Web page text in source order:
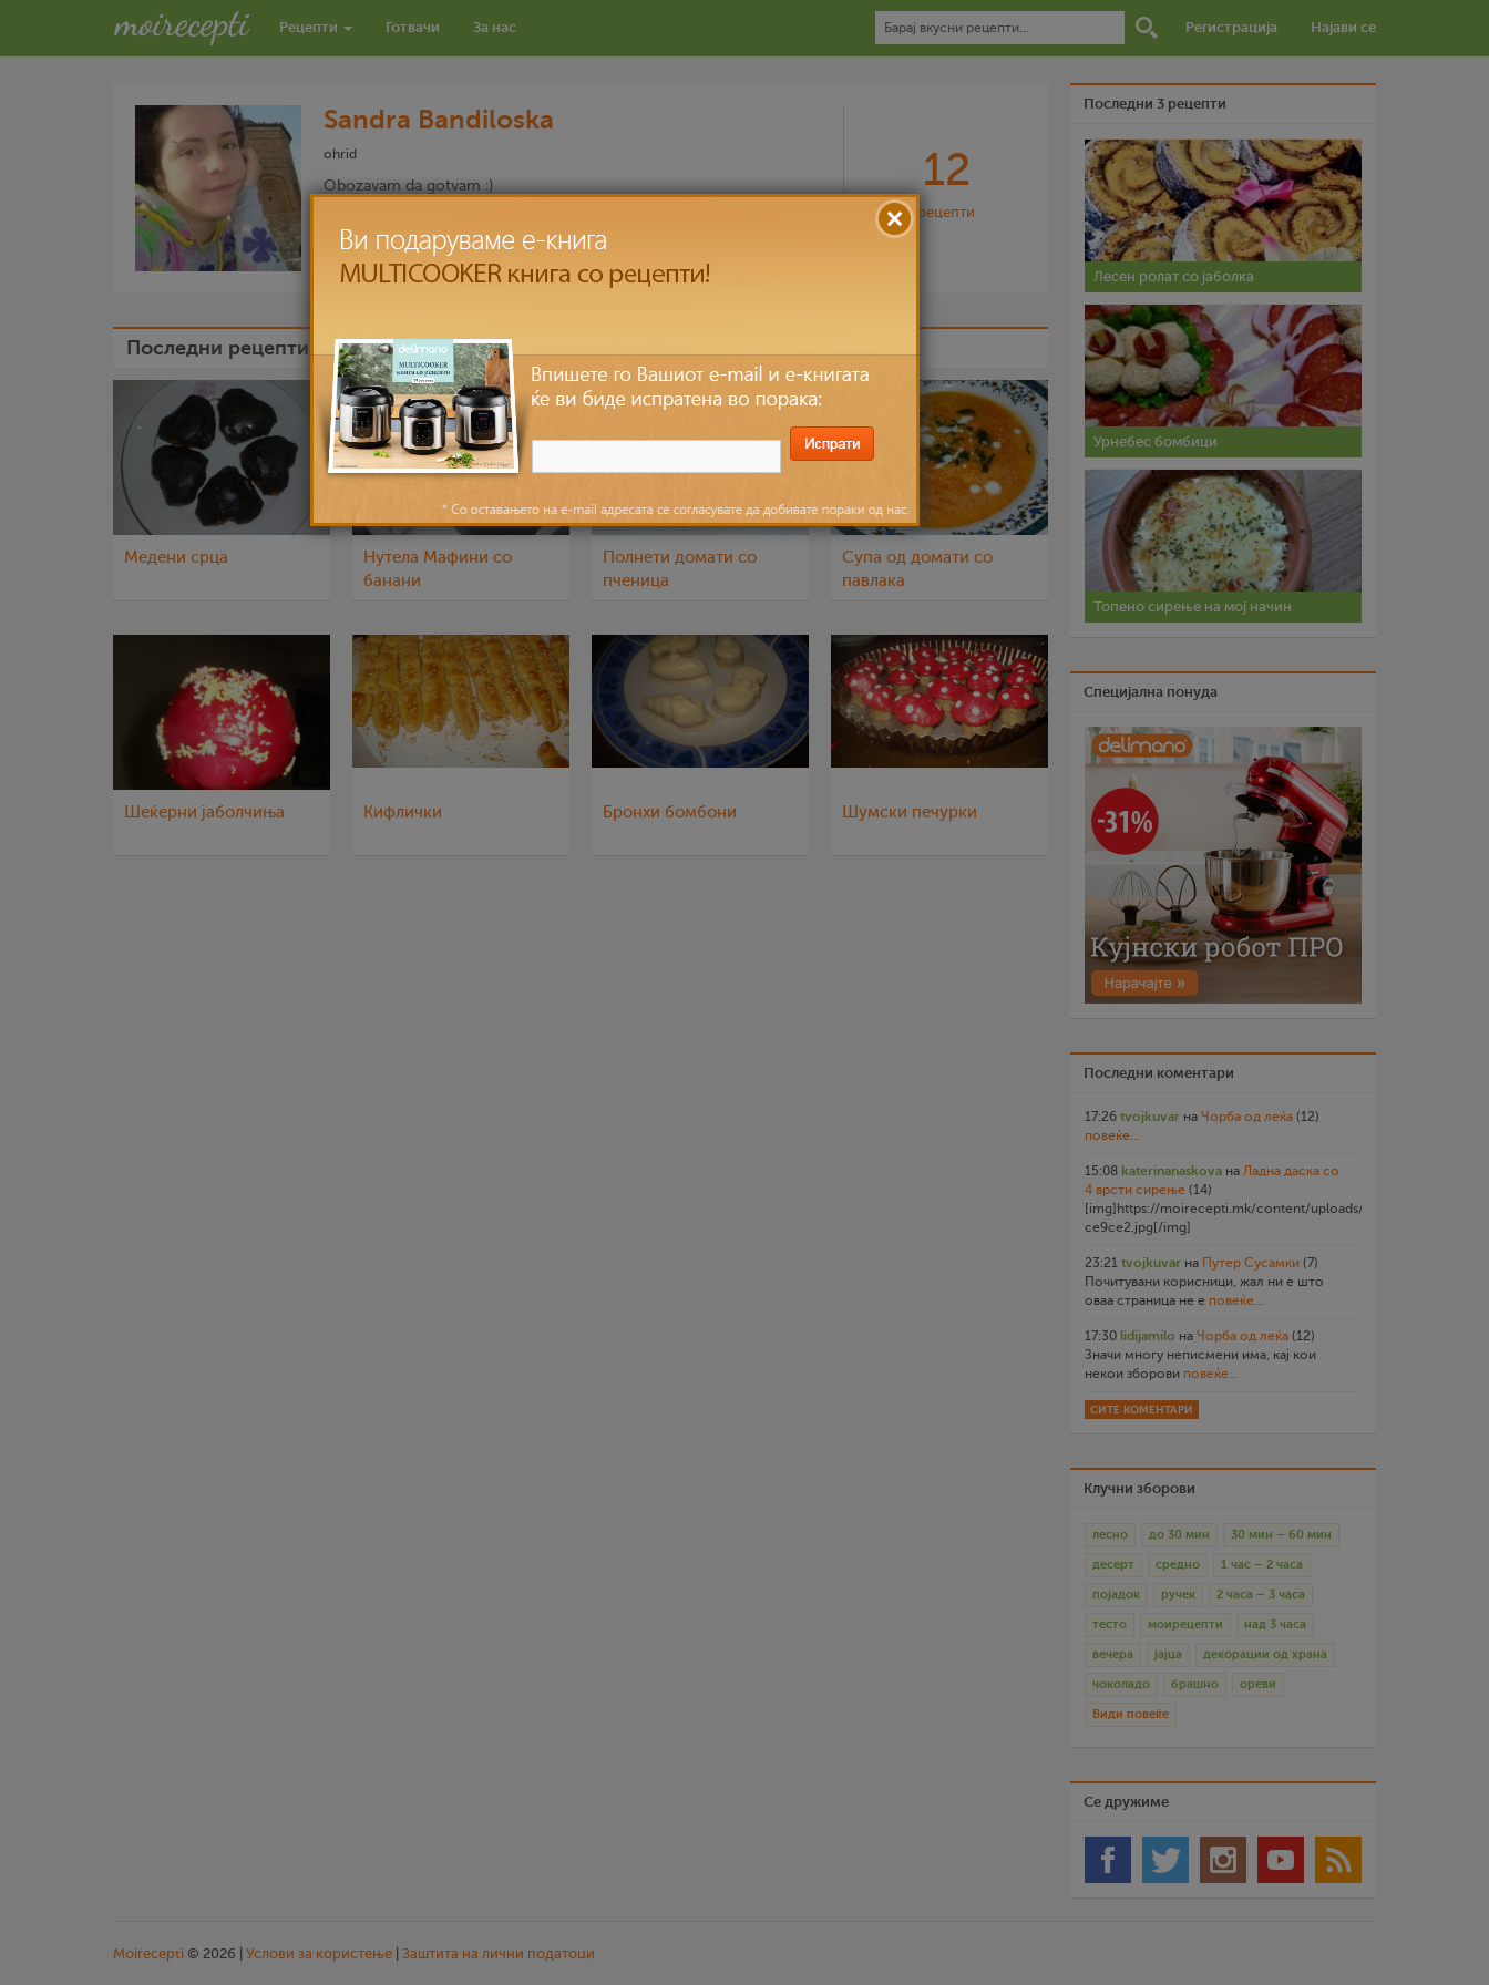
Рецепти Готвачи За нас Регистрација Најави се
Sandra Bandiloska
ohrid
Obozavam da gotvam :) 12
рецепти
Последни рецепти
Медени срца
Нутела Мафини со
банани
Полнети домати со
пченица
Супа од домати со
павлака
Шеќерни јаболчиња Кифлички Бронхи бомбони Шумски печурки
Последни 3 рецепти
Лесен ролат со јаболка
Урнебес бомбици
Топено сирење на мој начин
Специјална понуда
Последни коментари
17:26 tvojkuvar на Чорба од леќа (12)
повеќе...
15:08 katerinanaskova на Ладна даска со
4 врсти сирење (14)
[img]https://moirecepti.mk/content/uploads/2026/07/
ce9ce2.jpg[/img]
23:21 tvojkuvar на Путер Сусамки (7)
Почитувани корисници, жал ни е што
оваа страница не е повеќе...
17:30 lidijamilo на Чорба од леќа (12)
Значи многу неписмени има, кај кои
некои зборови повеќе...
СИТЕ КОМЕНТАРИ
Клучни зборови
лесно до 30 мин 30 мин – 60 мин
десерт средно 1 час – 2 часа
појадок ручек 2 часа – 3 часа
тесто моирецепти над 3 часа
вечера јајца декорации од храна
чоколадо брашно ореви
Види повеќе
Се дружиме
Moirecepti © 2026 | Услови за користење Заштита на лични податоци